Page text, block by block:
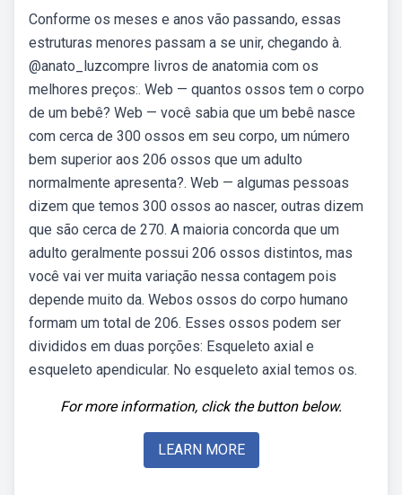
Conforme os meses e anos vão passando, essas
estruturas menores passam a se unir, chegando à.
@anato_luzcompre livros de anatomia com os
melhores preços:. Web — quantos ossos tem o corpo
de um bebê? Web — você sabia que um bebê nasce
com cerca de 300 ossos em seu corpo, um número
bem superior aos 206 ossos que um adulto
normalmente apresenta?. Web — algumas pessoas
dizem que temos 300 ossos ao nascer, outras dizem
que são cerca de 270. A maioria concorda que um
adulto geralmente possui 206 ossos distintos, mas
você vai ver muita variação nessa contagem pois
depende muito da. Webos ossos do corpo humano
formam um total de 206. Esses ossos podem ser
divididos em duas porções: Esqueleto axial e
esqueleto apendicular. No esqueleto axial temos os.
For more information, click the button below.
LEARN MORE